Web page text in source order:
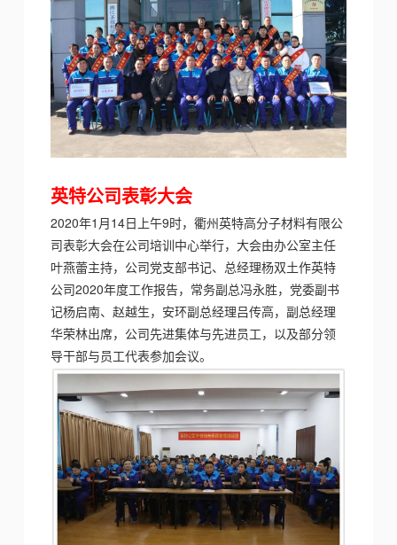
英特公司表彰大会
2020年1月14日上午9时，衢州英特高分子材料有限公
司表彰大会在公司培训中心举行，大会由办公室主任
叶燕蕾主持，公司党支部书记、总经理杨双土作英特
公司2020年度工作报告，常务副总冯永胜，党委副书
记杨启南、赵越生，安环副总经理吕传高，副总经理
华荣林出席，公司先进集体与先进员工，以及部分领
导干部与员工代表参加会议。